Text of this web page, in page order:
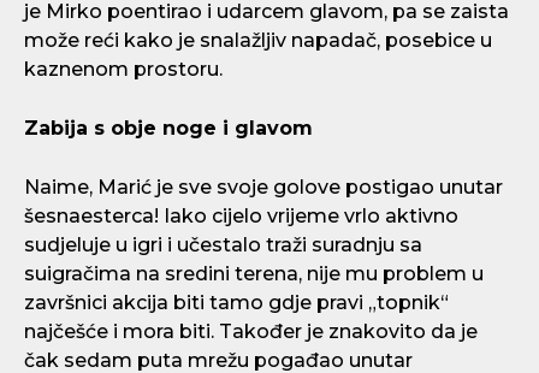
je Mirko poentirao i udarcem glavom, pa se zaista
može reći kako je snalažljiv napadač, posebice u
kaznenom prostoru.
Zabija s obje noge i glavom
Naime, Marić je sve svoje golove postigao unutar
šesnaesterca! Iako cijelo vrijeme vrlo aktivno
sudjeluje u igri i učestalo traži suradnju sa
suigračima na sredini terena, nije mu problem u
završnici akcija biti tamo gdje pravi „topnik“
najčešće i mora biti. Također je znakovito da je
čak sedam puta mrežu pogađao unutar